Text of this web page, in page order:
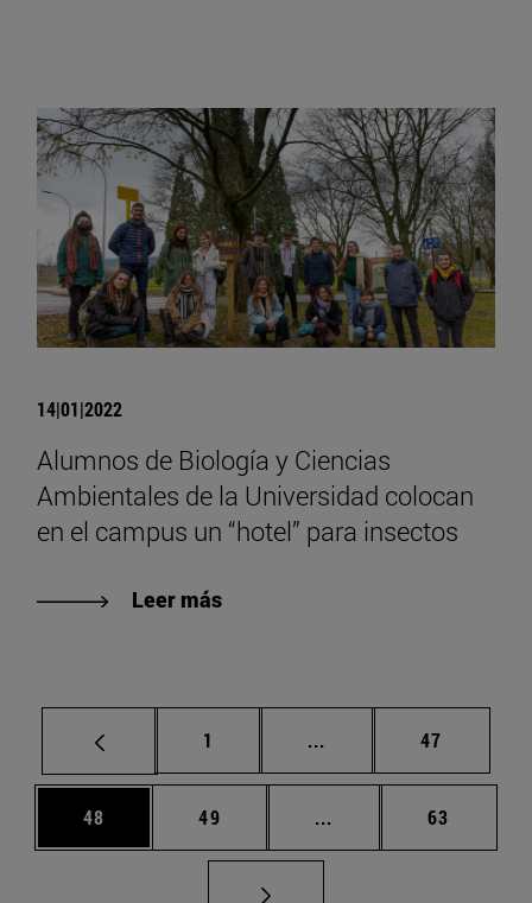
14|01|2022
Alumnos de Biología y Ciencias
Ambientales de la Universidad colocan
en el campus un “hotel” para insectos
Leer más
Página
1 ... Páginas intermedias
Página
47
Página
48 Página
49 ... Páginas intermedias
Página
63